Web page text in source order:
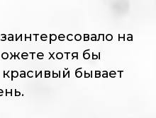
на
хотя бы
бывает